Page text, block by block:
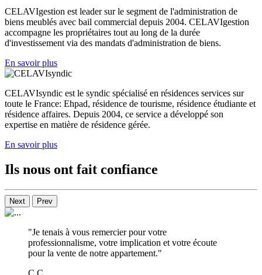
CELAVIgestion est leader sur le segment de l'administration de
biens meublés avec bail commercial depuis 2004. CELAVIgestion
accompagne les propriétaires tout au long de la durée
d'investissement via des mandats d'administration de biens.
En savoir plus
CELAVIsyndic est le syndic spécialisé en résidences services sur
toute le France: Ehpad, résidence de tourisme, résidence étudiante et
résidence affaires. Depuis 2004, ce service a développé son
expertise en matière de résidence gérée.
En savoir plus
Ils nous ont fait confiance
Next Prev
"Je tenais à vous remercier pour votre
professionnalisme, votre implication et votre écoute
pour la vente de notre appartement."
C.C